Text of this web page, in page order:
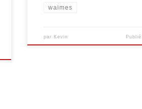
waimes
par Kevin Publié